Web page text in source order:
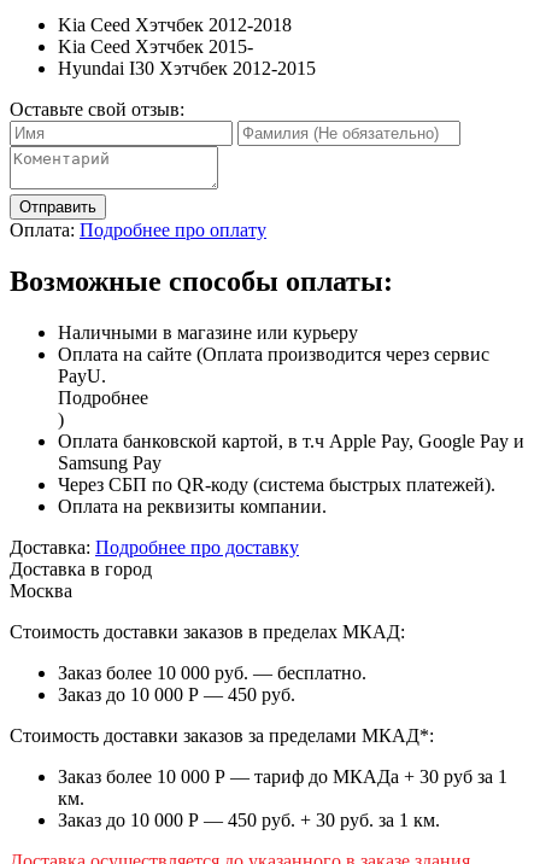
Kia Сeed Хэтчбек 2012-2018
Kia Сeed Хэтчбек 2015-
Hyundai I30 Хэтчбек 2012-2015
Оставьте свой отзыв:
Отправить
Оплата: Подробнее про оплату
Возможные способы оплаты:
Наличными в магазине или курьеру
Оплата на сайте (Оплата производится через сервис
PayU.
Подробнее
)
Оплата банковской картой, в т.ч Apple Pay, Google Pay и
Samsung Pay
Через СБП по QR-коду (система быстрых платежей).
Оплата на реквизиты компании.
Доставка: Подробнее про доставку
Доставка в город
Москва
Стоимость доставки заказов в пределах МКАД:
Заказ более 10 000 руб. — бесплатно.
Заказ до 10 000 Р — 450 руб.
Стоимость доставки заказов за пределами МКАД*:
Заказ более 10 000 Р — тариф до МКАДа + 30 руб за 1
км.
Заказ до 10 000 Р — 450 руб. + 30 руб. за 1 км.